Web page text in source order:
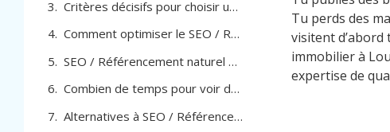
Critères décisifs pour choisir un partenaire SEO / Référencement naturel pour Agent immobilier à Louvain
Comment optimiser le SEO / Référencement naturel pour Agent immobilier à Louvain
SEO / Référencement naturel pour Agent immobilier à Louvain
Combien de temps pour voir des résultats en SEO pour agent immobilier à Louvain
Alternatives à SEO / Référencement naturel pour Agent immobilier à Louvain
Tu perds des
visitent d’abord
immobilier à
expertise de